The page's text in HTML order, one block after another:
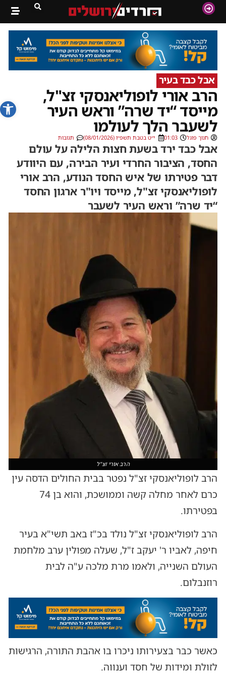
פתח
אבל כבד בעיר
הרב אורי לופוליאנסקי זצ"ל,
מייסד “יד שרה” וראש העיר
לשעבר הלך לעולמו
חנוך פוגל 01:03 י״ט בטבת תשפ״ו (08/01/2026) תגובות
אבל כבד ירד בשעת חצות הלילה על עולם
החסד, הציבור החרדי ועיר הבירה, עם היוודע
דבר פטירתו של איש החסד הנודע, הרב אורי
לופוליאנסקי זצ"ל, מייסד ויו"ר ארגון החסד
“יד שרה” וראש העיר לשעבר
הרב אורי זצ"ל
הרב לופוליאנסקי זצ"ל נפטר בבית החולים הדסה עין
כרם לאחר מחלה קשה וממושכת, והוא בן 74
בפטירתו.
הרב לופוליאנסקי זצ"ל נולד בכ"ז באב תשי"א בעיר
חיפה, לאביו ר' יעקב ז"ל, שעלה מפולין ערב מלחמת
העולם השנייה, ולאמו מרת מלכה ע"ה לבית
רוזנבלום.
כאשר כבר בצעירותו ניכרו בו אהבת התורה, הרגישות
לזולת ומידות של חסד וענווה.